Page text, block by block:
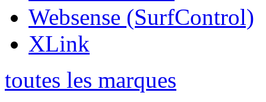
Websense (SurfControl)
XLink
toutes les marques